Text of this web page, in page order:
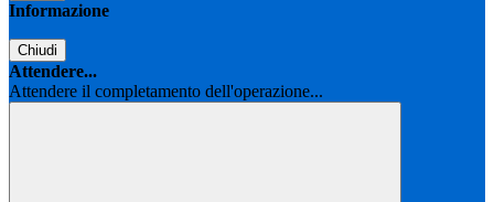
Informazione
Chiudi
Attendere...
Attendere il completamento dell'operazione...